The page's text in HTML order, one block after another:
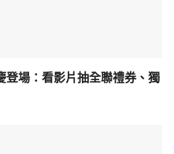
登場：看影片抽全聯禮券、獨